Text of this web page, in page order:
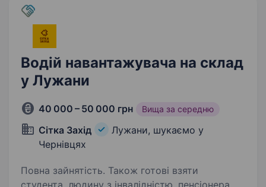
розвиваємо виробництво, збільшуємо
обсяги…
Водій навантажувача на склад
у Лужани
40 000 – 50 000 грн Вища за середню
Сітка Захід
Лужани, шукаємо у
Чернівцях
Повна зайнятість. Також готові взяти
студента, людину з інвалідністю, пенсіонера.